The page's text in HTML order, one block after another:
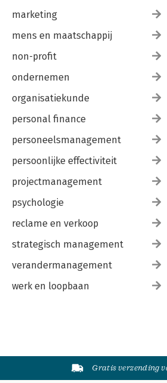
marketing
mens en maatschappij
non-profit
ondernemen
organisatiekunde
personal finance
personeelsmanagement
persoonlijke effectiviteit
projectmanagement
psychologie
reclame en verkoop
strategisch management
verandermanagement
werk en loopbaan
Gratis verzending